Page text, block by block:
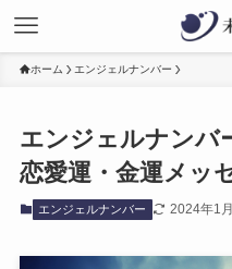
ホーム エンジェルナンバー
エンジェルナンバ
恋愛運・金運メッ
エンジェルナンバー 2024年1